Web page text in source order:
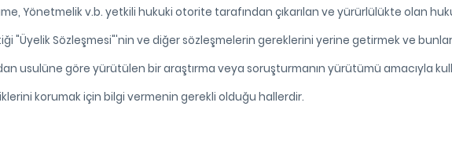
Yönetmelik v.b. yetkili hukuki otorite tarafından çıkarılan ve yürürlülükte olan
"Üyelik Sözleşmesi"'nin ve diğer sözleşmelerin gereklerini yerine getirmek ve
usulüne göre yürütülen bir araştırma veya soruşturmanın yürütümü amacıyla
korumak için bilgi vermenin gerekli olduğu hallerdir.